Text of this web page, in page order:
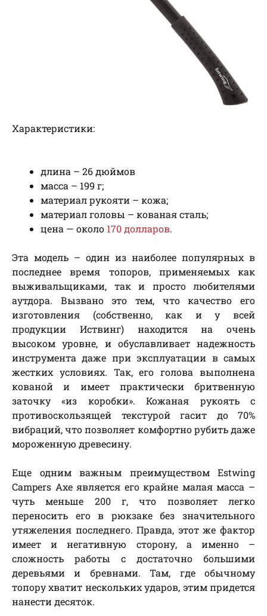
Характеристики:
длина – 26 дюймов
масса – 199 г;
материал рукояти – кожа;
материал головы – кованая сталь;
цена — около 170 долларов.
Эта модель – один из наиболее популярных в
последнее время топоров, применяемых как
выживальщиками, так и просто любителями
аутдора. Вызвано это тем, что качество его
изготовления (собственно, как и у всей
продукции Иствинг) находится на очень
высоком уровне, и обуславливает надежность
инструмента даже при эксплуатации в самых
жестких условиях. Так, его голова выполнена
кованой и имеет практически бритвенную
заточку «из коробки». Кожаная рукоять с
противоскользящей текстурой гасит до 70%
вибраций, что позволяет комфортно рубить даже
мороженную древесину.
Еще одним важным преимуществом Estwing
Campers Axe является его крайне малая масса –
чуть меньше 200 г, что позволяет легко
переносить его в рюкзаке без значительного
утяжеления последнего. Правда, этот же фактор
имеет и негативную сторону, а именно –
сложность работы с достаточно большими
деревьями и бревнами. Там, где обычному
топору хватит нескольких ударов, этим придется
нанести десяток.